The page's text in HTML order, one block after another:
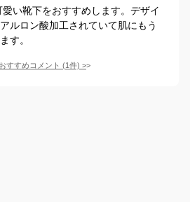
い靴下をおすすめします。デザイ
ルロン酸加工されていて肌にもう
す。
すすめコメント (1件) >